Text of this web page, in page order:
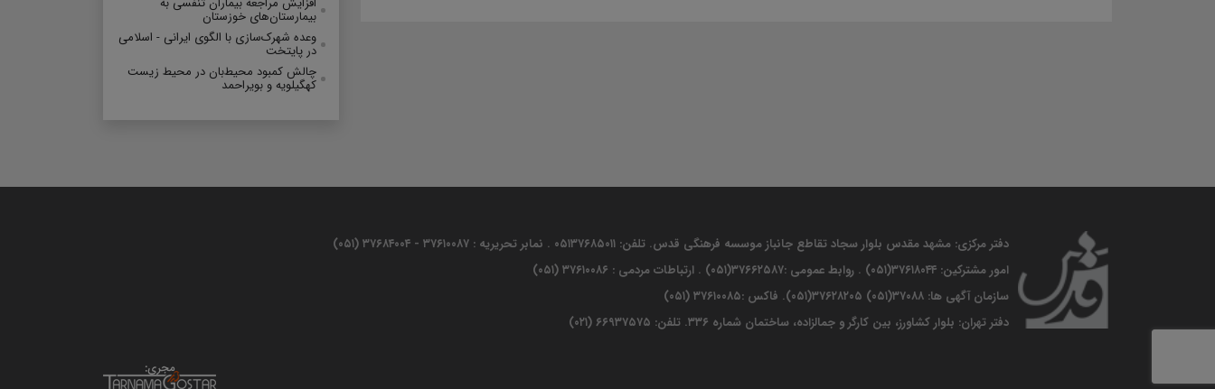
بیمارستان‌های خوزستان
وعده شهرک‌سازی با الگوی ایرانی - اسلامی
در پایتخت
چالش کمبود محیط‌بان در محیط زیست
کهگیلویه و بویراحمد
دفتر مرکزی: مشهد مقدس بلوار سجاد تقاطع جانباز موسسه فرهنگی قدس. تلفن: ۰۵۱۳۷۶۸۵۰۱۱ . نمابر تحریریه : ۳۷۶۱۰۰۸۷ - ۳۷۶۸۴۰۰۴ (۰۵۱)
امور مشترکین: ۳۷۶۱۸۰۴۴(۰۵۱) . روابط عمومی :۳۷۶۶۲۵۸۷(۰۵۱) . ارتباطات مردمی : ۳۷۶۱۰۰۸۶ (۰۵۱)
سازمان آگهی ها: ۳۷۰۸۸(۰۵۱) ۳۷۶۲۸۲۰۵(۰۵۱). فاکس :۳۷۶۱۰۰۸۵ (۰۵۱)
دفتر تهران: بلوار کشاورز، بین کارگر و جمالزاده، ساختمان شماره ۳۳۶. تلفن: ۶۶۹۳۷۵۷۵ (۰۲۱)